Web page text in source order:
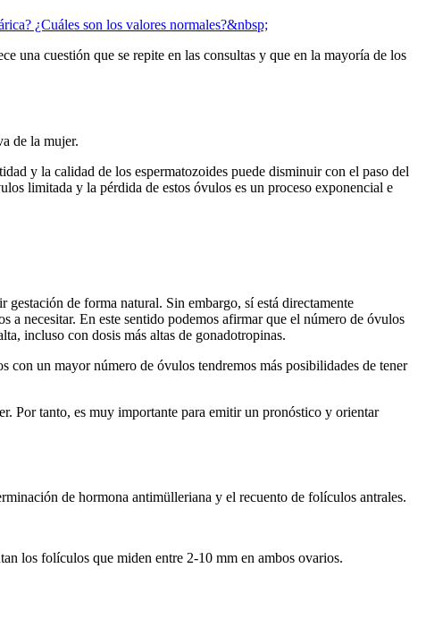
¿Cuáles son los valores normales?&nbsp;
una cuestión que se repite en las consultas y que en la mayoría de los
de la mujer.
y la calidad de los espermatozoides puede disminuir con el paso del
limitada y la pérdida de estos óvulos es un proceso exponencial e
de forma natural. Sin embargo, sí está directamente
a necesitar. En este sentido podemos afirmar que el número de óvulos
incluso con dosis más altas de gonadotropinas.
con un mayor número de óvulos tendremos más posibilidades de tener
Por tanto, es muy importante para emitir un pronóstico y orientar
de hormona antimülleriana y el recuento de folículos antrales.
los folículos que miden entre 2-10 mm en ambos ovarios.